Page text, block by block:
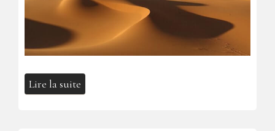
Lire la suite